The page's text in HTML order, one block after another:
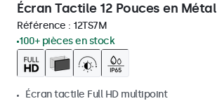
Écran Tactile 12 Pouces en Métal
Référence : 12TS7M
100+ pièces en stock
Écran tactile Full HD multipoint